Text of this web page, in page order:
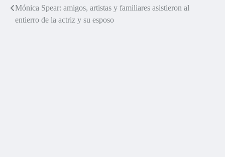
Navegación
Mónica Spear: amigos, artistas y familiares asistieron al
entierro de la actriz y su esposo